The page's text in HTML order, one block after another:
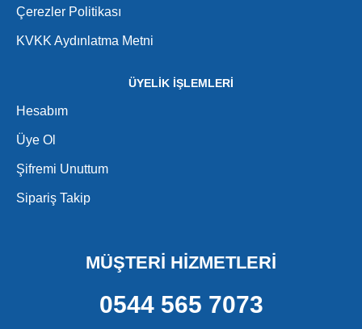
Çerezler Politikası
KVKK Aydınlatma Metni
ÜYELİK İŞLEMLERİ
Hesabım
Üye Ol
Şifremi Unuttum
Sipariş Takip
MÜŞTERİ HİZMETLERİ
0544 565 7073